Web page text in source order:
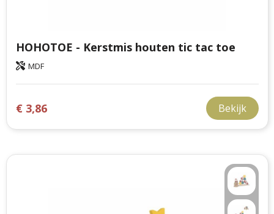
HOHOTOE - Kerstmis houten tic tac toe
MDF
€ 3,86 Bekijk